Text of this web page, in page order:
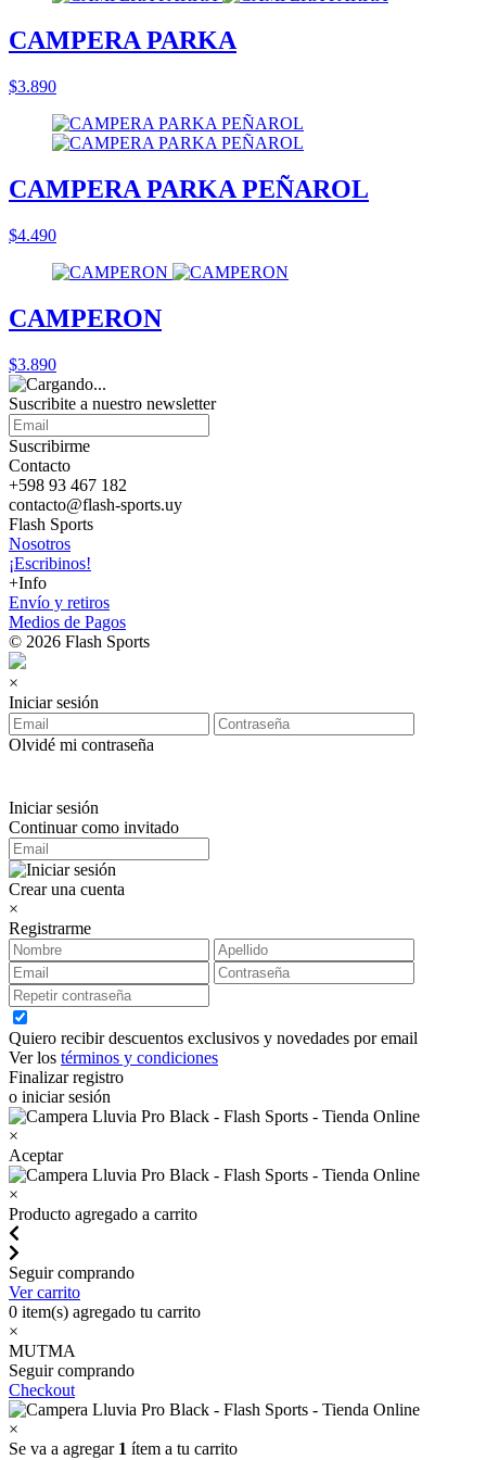
CAMPERA PARKA
$3.890
CAMPERA PARKA PEÑAROL
$4.490
CAMPERON
$3.890
Suscribite a nuestro newsletter
Suscribirme
Contacto
+598 93 467 182
contacto@flash-sports.uy
Flash Sports
Nosotros
¡Escribinos!
+Info
Envío y retiros
Medios de Pagos
© 2026 Flash Sports
×
Iniciar sesión
Olvidé mi contraseña
Iniciar sesión
Continuar como invitado
Crear una cuenta
×
Registrarme
Quiero recibir descuentos exclusivos y novedades por email
Ver los términos y condiciones
Finalizar registro
o iniciar sesión
×
Aceptar
×
Producto agregado a carrito
Seguir comprando
Ver carrito
0 item(s) agregado tu carrito
×
MUTMA
Seguir comprando
Checkout
×
Se va a agregar 1 ítem a tu carrito